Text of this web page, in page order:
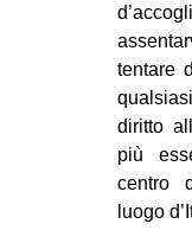
tentare
diritto
più
centro
luogo